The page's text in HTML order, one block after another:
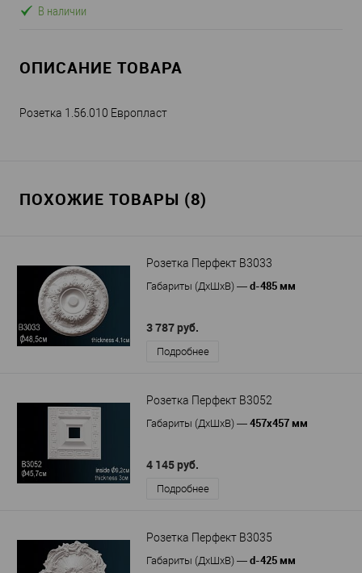
В наличии
ОПИСАНИЕ ТОВАРА
Розетка 1.56.010 Европласт
ПОХОЖИЕ ТОВАРЫ (8)
Розетка Перфект B3033
Габариты (ДхШхВ) — d-485 мм
3 787 руб.
Подробнее
Розетка Перфект B3052
Габариты (ДхШхВ) — 457х457 мм
4 145 руб.
Подробнее
Розетка Перфект B3035
Габариты (ДхШхВ) — d-425 мм